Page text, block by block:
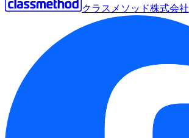
クラスメソッド株式会社